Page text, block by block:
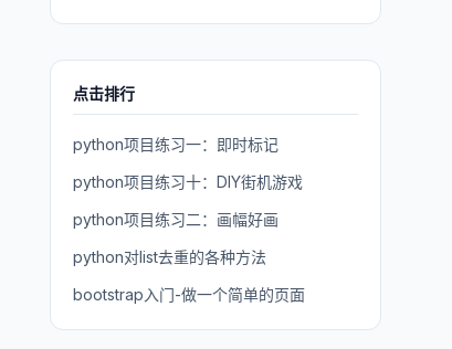
点击排行
python项目练习一：即时标记
python项目练习十：DIY街机游戏
python项目练习二：画幅好画
python对list去重的各种方法
bootstrap入门-做一个简单的页面